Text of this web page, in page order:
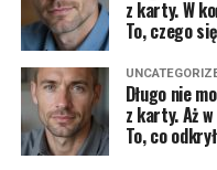
z karty. W
To, czego
Długo nie
z karty. Aż
To, co